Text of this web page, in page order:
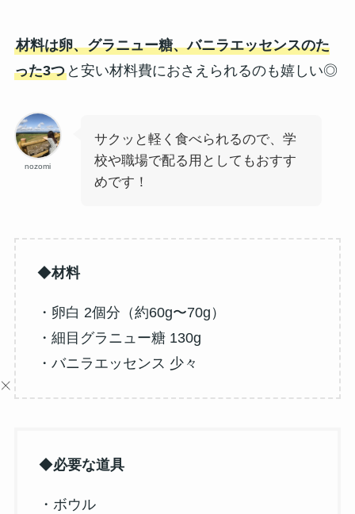
材料は卵、グラニュー糖、バニラエッセンスのた
った3つと安い材料費におさえられるのも嬉しい◎
nozomi
サクッと軽く食べられるので、学
校や職場で配る用としてもおすす
めです！
◆材料
・卵白 2個分（約60g〜70g）
・細目グラニュー糖 130g
・バニラエッセンス 少々
◆必要な道具
・ボウル